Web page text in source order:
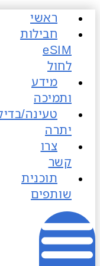
ראשי
חבילות
לחול
מידע
ותמיכה
טעינה/בדיקת
יתרה
צרו
קשר
תוכנית
שותפים